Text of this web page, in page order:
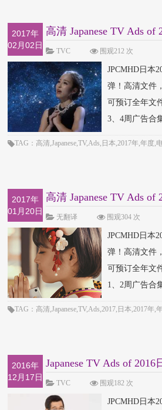
2017年
02月02日
高清 Japanese TV Ads of
电视广
TVC 围观212 次
JPCMHD日本
弹！高清文件
可预订全年文
3、4周广告合
TAG：高清,Japanese,TV,Ads,日本,2017年,年度,
2017年
01月20日
高清 Japanese TV Ads of
电视广
无翻译 围观304 次
JPCMHD日本
弹！高清文件
可预订全年文
1、2周广告合
TAG：高清,Japanese,TV,Ads,2017,日本,2017年
2016年
12月17日
Japanese TV Ads of
广告第
TVC 围观182 次
JPCMHD日本